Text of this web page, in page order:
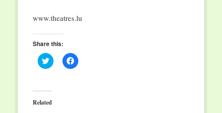
www.theatres.lu
Share this:
Click
to
(Opens
in
new
Click
to
Related